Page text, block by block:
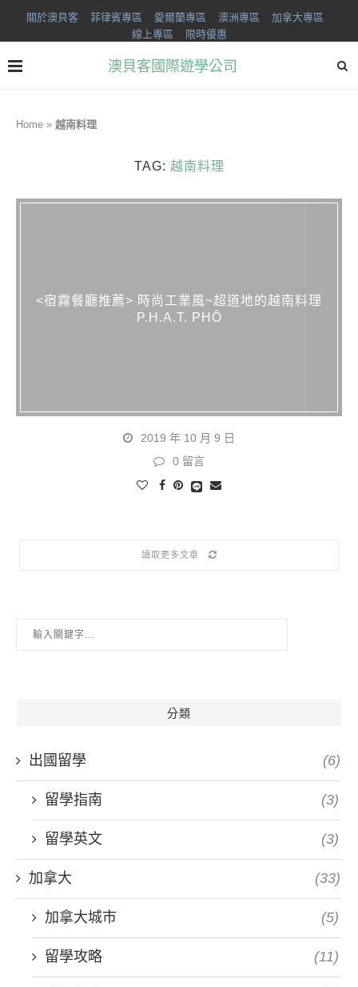
關於澳貝客 菲律賓專區 愛爾蘭專區 澳洲專區
加拿大專區
線上專區
限時優惠
澳貝客國際遊學公司
Home » 越南料理
TAG: 越南料理
<宿霧餐廳推薦> 時尚工業風~超道地的越南料理
P.H.A.T. PHÔ
2019 年 10 月 9 日
0 留言
讀取更多文章
分類
出國留學 (6)
留學指南 (3)
留學英文 (3)
加拿大 (33)
加拿大城市 (5)
留學攻略 (11)